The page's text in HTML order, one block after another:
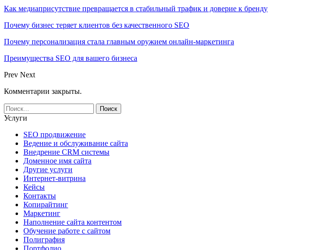
Как медиаприсутствие превращается в стабильный трафик и доверие к бренду
Почему бизнес теряет клиентов без качественного SEO
Почему персонализация стала главным оружием онлайн-маркетинга
Преимущества SEO для вашего бизнеса
Prev Next
Комментарии закрыты.
Услуги
SEO продвижение
Ведение и обслуживание сайта
Внедрение CRM системы
Доменное имя сайта
Другие услуги
Интернет-витрина
Кейсы
Контакты
Копирайтинг
Маркетинг
Наполнение сайта контентом
Обучение работе с сайтом
Полиграфия
Портфолио